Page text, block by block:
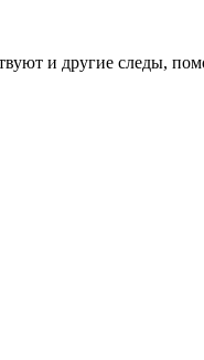
и другие следы,